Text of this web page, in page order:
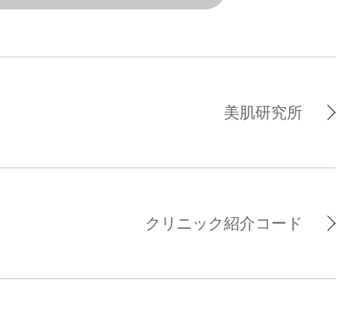
美肌研究所
クリニック紹介コード